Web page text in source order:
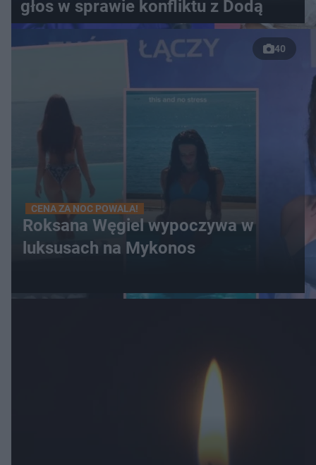
głos w sprawie konfliktu z Dodą
40
CENA ZA NOC POWALA!
Roksana Węgiel wypoczywa w
luksusach na Mykonos